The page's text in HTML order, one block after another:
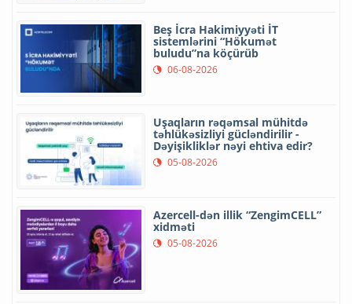
Beş İcra Hakimiyyəti İT
sistemlərini “Hökumət
buludu”na köçürüb
06-08-2026
Uşaqların rəqəmsal mühitdə
təhlükəsizliyi gücləndirilir -
Dəyişikliklər nəyi ehtiva edir?
05-08-2026
Azercell-dən illik “ZengimCELL”
xidməti
05-08-2026